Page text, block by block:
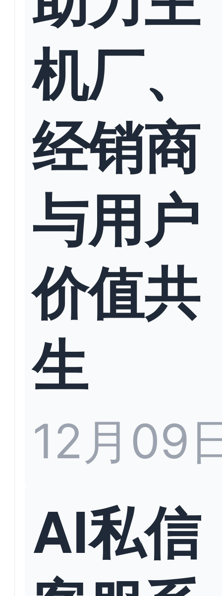
机厂、
经销商
与用户
价值共
生
12月09
AI私信